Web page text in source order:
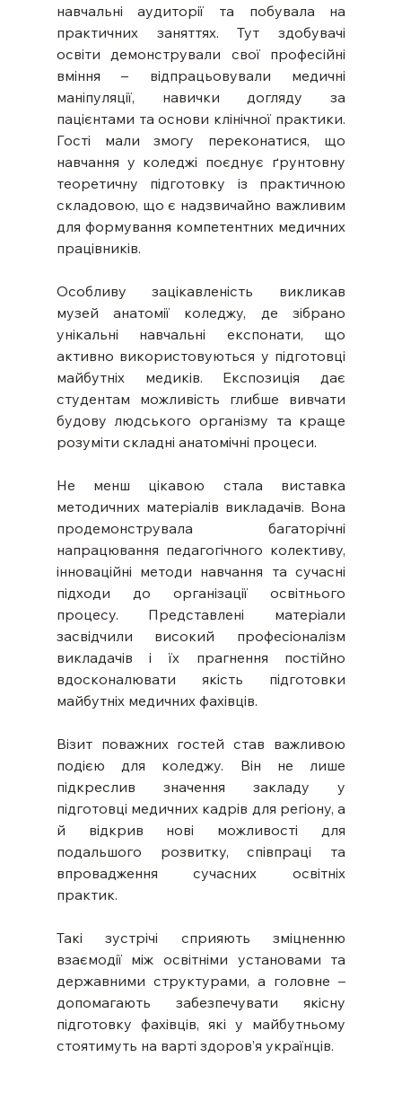
навчальні аудиторії та побувала на
практичних заняттях. Тут здобувачі
освіти демонстрували свої професійні
вміння – відпрацьовували медичні
маніпуляції, навички догляду за
пацієнтами та основи клінічної практики.
Гості мали змогу переконатися, що
навчання у коледжі поєднує ґрунтовну
теоретичну підготовку із практичною
складовою, що є надзвичайно важливим
для формування компетентних медичних
працівників.
Особливу зацікавленість викликав
музей анатомії коледжу, де зібрано
унікальні навчальні експонати, що
активно використовуються у підготовці
майбутніх медиків. Експозиція дає
студентам можливість глибше вивчати
будову людського організму та краще
розуміти складні анатомічні процеси.
Не менш цікавою стала виставка
методичних матеріалів викладачів. Вона
продемонструвала багаторічні
напрацювання педагогічного колективу,
інноваційні методи навчання та сучасні
підходи до організації освітнього
процесу. Представлені матеріали
засвідчили високий професіоналізм
викладачів і їх прагнення постійно
вдосконалювати якість підготовки
майбутніх медичних фахівців.
Візит поважних гостей став важливою
подією для коледжу. Він не лише
підкреслив значення закладу у
підготовці медичних кадрів для регіону, а
й відкрив нові можливості для
подальшого розвитку, співпраці та
впровадження сучасних освітніх
практик.
Такі зустрічі сприяють зміцненню
взаємодії між освітніми установами та
державними структурами, а головне –
допомагають забезпечувати якісну
підготовку фахівців, які у майбутньому
стоятимуть на варті здоров’я українців.